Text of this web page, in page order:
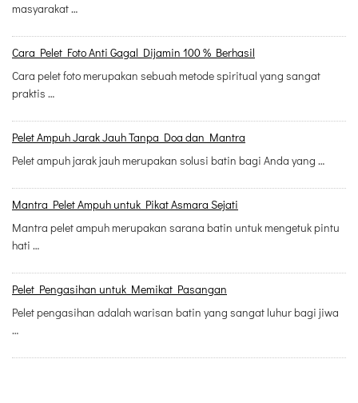
masyarakat …
Cara Pelet Foto Anti Gagal Dijamin 100 % Berhasil
Cara pelet foto merupakan sebuah metode spiritual yang sangat
praktis …
Pelet Ampuh Jarak Jauh Tanpa Doa dan Mantra
Pelet ampuh jarak jauh merupakan solusi batin bagi Anda yang …
Mantra Pelet Ampuh untuk Pikat Asmara Sejati
Mantra pelet ampuh merupakan sarana batin untuk mengetuk pintu
hati …
Pelet Pengasihan untuk Memikat Pasangan
Pelet pengasihan adalah warisan batin yang sangat luhur bagi jiwa
…